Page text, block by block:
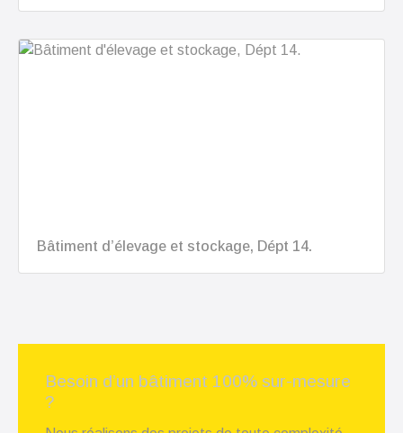
Bâtiment d’élevage et stockage, Dépt 14.
Besoin d’un bâtiment 100% sur-mesure
?